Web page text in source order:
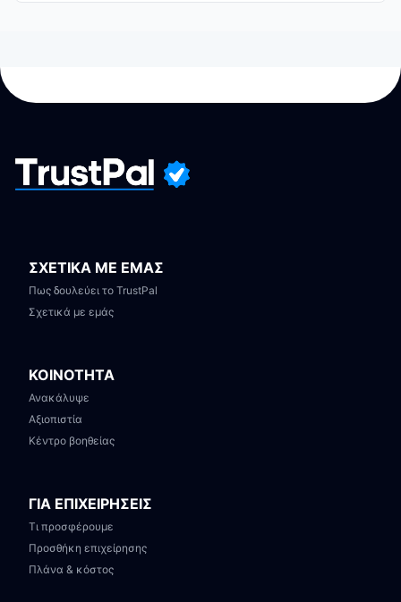
ΣΧΕΤΙΚΑ ΜΕ ΕΜΑΣ
Πως δουλεύει το TrustPal
Σχετικά με εμάς
ΚΟΙΝΟΤΗΤΑ
Ανακάλυψε
Αξιοπιστία
Κέντρο βοηθείας
ΓΙΑ ΕΠΙΧΕΙΡΗΣΕΙΣ
Τι προσφέρουμε
Προσθήκη επιχείρησης
Πλάνα & κόστος